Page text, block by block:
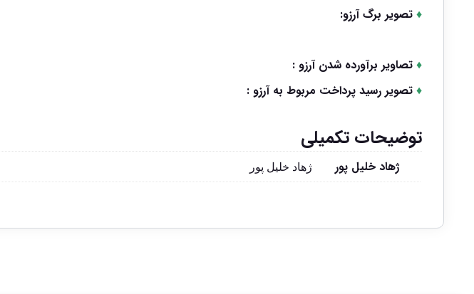
♦ تصویر برگ آرزو:
♦ تصاویر برآورده شدن آرزو :
♦ تصویر رسید پرداخت مربوط به آرزو :
توضیحات تکمیلی
ژهاد خلیل پور ژهاد خلیل پور